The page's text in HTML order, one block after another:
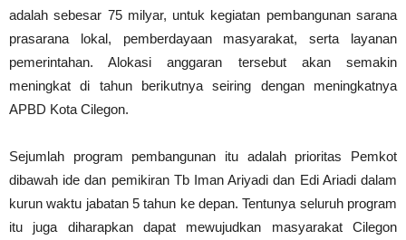
adalah sebesar 75 milyar, untuk kegiatan pembangunan sarana
prasarana lokal, pemberdayaan masyarakat, serta layanan
pemerintahan. Alokasi anggaran tersebut akan semakin
meningkat di tahun berikutnya seiring dengan meningkatnya
APBD Kota Cilegon.
Sejumlah program pembangunan itu adalah prioritas Pemkot
dibawah ide dan pemikiran Tb Iman Ariyadi dan Edi Ariadi dalam
kurun waktu jabatan 5 tahun ke depan. Tentunya seluruh program
itu juga diharapkan dapat mewujudkan masyarakat Cilegon